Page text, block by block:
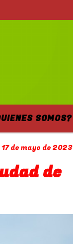
SOMOS?
17 de mayo de 2023
de